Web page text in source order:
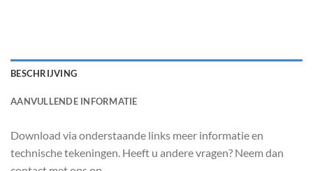
BESCHRIJVING
AANVULLENDE INFORMATIE
Download via onderstaande links meer informatie en
technische tekeningen. Heeft u andere vragen? Neem dan